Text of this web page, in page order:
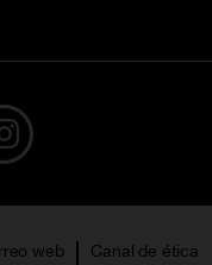
web Canal de ética